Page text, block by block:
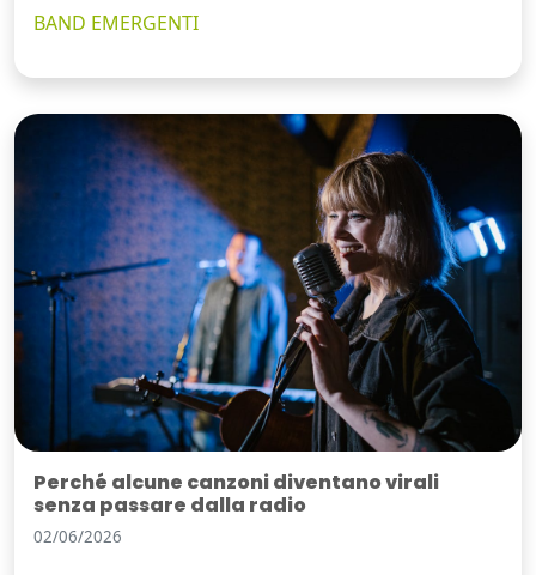
BAND EMERGENTI
Perché alcune canzoni diventano virali
senza passare dalla radio
02/06/2026